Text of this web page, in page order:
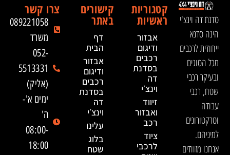
סדנת דה וינצ'י
הינה סדנא
ייחודית לרכבים
מכל הסוגים
ובעיקר רכבי
שטח, רכבי
עבודה
וטרקטורונים
למיניהם.
אנחנו מזוודים
קטגוריות
ראשיות
אבזור
ודיגום
רכבים
בסדנת
דה
וינצ׳י
זיווד
ואבזור
רכב
ציוד
לרכבי
קישורים
באתר
דף
הבית
אבזור
ודיגום
רכבים
בסדנת
דה
וינצ׳י
עלינו
בלוג
שטח
צרו קשר
089221058
משרד
052-
5513331
(אליק)
ימים א'-
ה'
08:00-
18:00